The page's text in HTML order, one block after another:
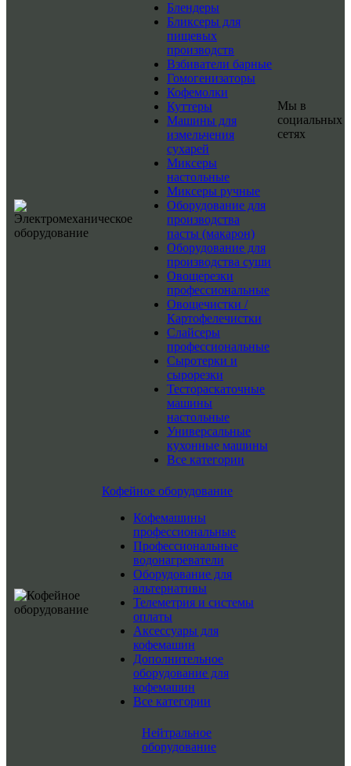
Блендеры
Бликсеры для
пищевых
производств
Взбиватели барные
Гомогенизаторы
Кофемолки
Куттеры
Машины для
измельчения
сухарей
Миксеры
настольные
Миксеры ручные
Оборудование для
производства
пасты (макарон)
Оборудование для
производства суши
Овощерезки
профессиональные
Овощечистки /
Картофелечистки
Слайсеры
профессиональные
Сыротерки и
сырорезки
Тестораскаточные
машины
настольные
Универсальные
кухонные машины
Все категории
Кофейное оборудование
Кофемашины
профессиональные
Профессиональные
водонагреватели
Оборудование для
альтернативы
Телеметрия и системы
оплаты
Аксессуары для
кофемашин
Дополнительное
оборудование для
кофемашин
Все категории
Нейтральное
оборудование
Мы в
социальных
сетях